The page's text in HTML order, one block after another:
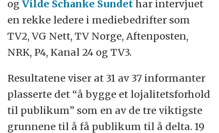
ogVilde Schanke Sundet har intervjuet
en rekke ledere i mediebedrifter som
TV2, VG Nett, TV Norge, Aftenposten,
NRK, P4, Kanal 24 og TV3.
Resultatene viser at 31 av 37 informanter
plasserte det “å bygge et lojalitetsforhold
til publikum” som en av de tre viktigste
grunnene til å få publikum til å delta. 19